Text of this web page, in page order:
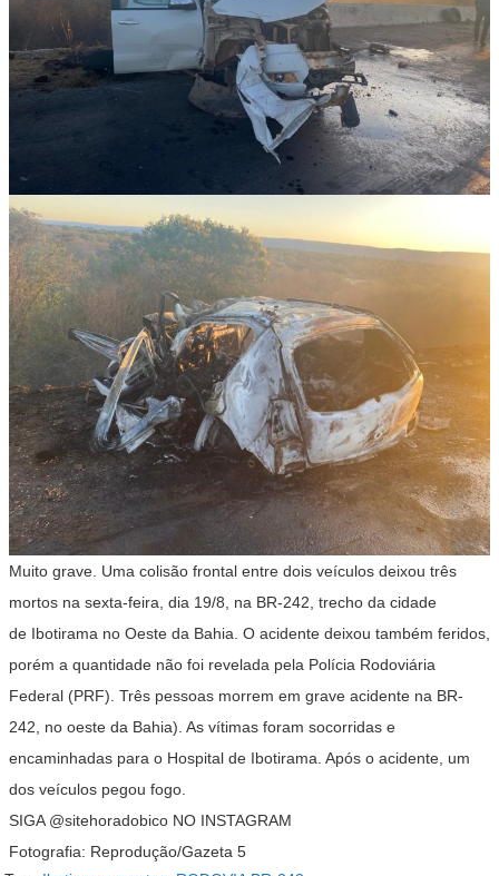
Muito grave. Uma colisão frontal entre dois veículos deixou três
mortos na sexta-feira, dia 19/8, na BR-242, trecho da cidade
de Ibotirama no Oeste da Bahia. O acidente deixou também feridos,
porém a quantidade não foi revelada pela Polícia Rodoviária
Federal (PRF). Três pessoas morrem em grave acidente na BR-
242, no oeste da Bahia). As vítimas foram socorridas e
encaminhadas para o Hospital de Ibotirama. Após o acidente, um
dos veículos pegou fogo.
SIGA @sitehoradobico NO INSTAGRAM
Fotografia: Reprodução/Gazeta 5